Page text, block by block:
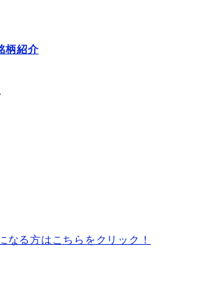
柄紹介
なる方はこちらをクリック！